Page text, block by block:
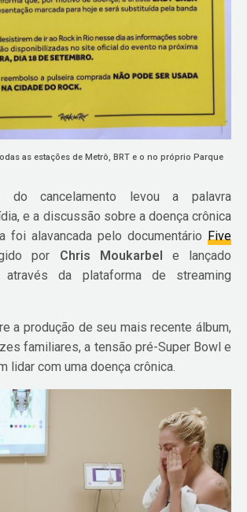
as estações de Metrô, BRT e o no próprio Parque
do cancelamento levou a palavra
e a discussão sobre a doença crônica
foi alavancada pelo documentário Five
por Chris Moukarbel e lançado
através da plataforma de streaming
a produção de seu mais recente álbum,
familiares, a tensão pré-Super Bowl e
lidar com uma doença crônica.